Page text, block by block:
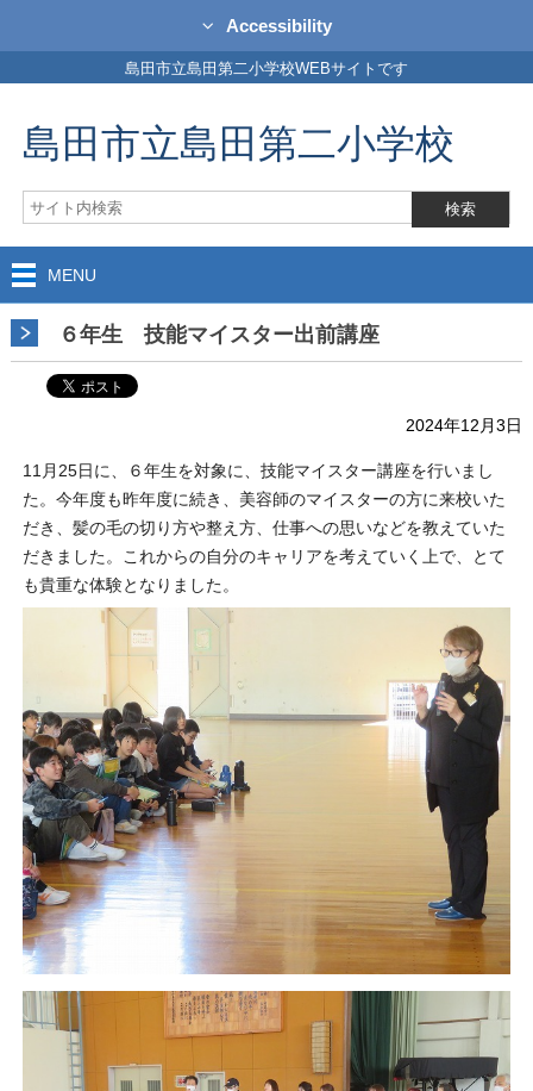
Accessibility
島田市立島田第二小学校WEBサイトです
島田市立島田第二小学校
MENU
６年生 技能マイスター出前講座
2024年12月3日
11月25日に、６年生を対象に、技能マイスター講座を行いまし
た。今年度も昨年度に続き、美容師のマイスターの方に来校いた
だき、髪の毛の切り方や整え方、仕事への思いなどを教えていた
だきました。これからの自分のキャリアを考えていく上で、とて
も貴重な体験となりました。